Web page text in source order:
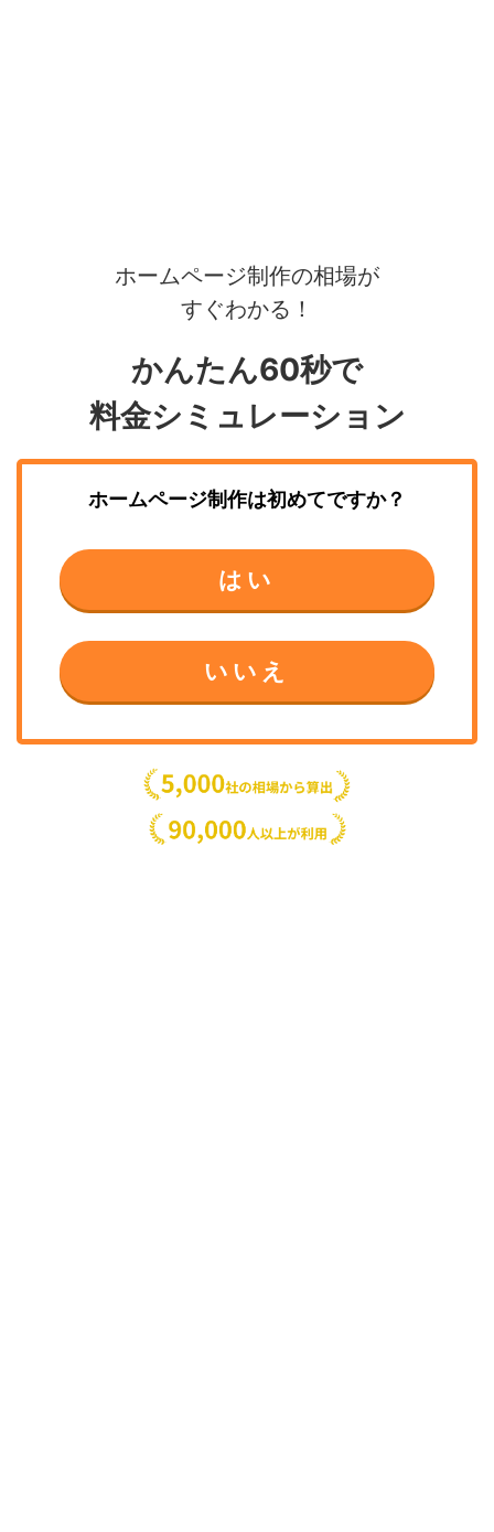
ホームページ制作の相場が
すぐわかる！
かんたん60秒で
料金シミュレーション
ホームページ制作は初めてですか？
はい
いいえ